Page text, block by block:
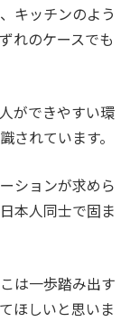
キッチンのよう
れのケースでも
ができやすい環
されています。
ションが求めら
本人同士で固ま
は一歩踏み出す
ほしいと思いま